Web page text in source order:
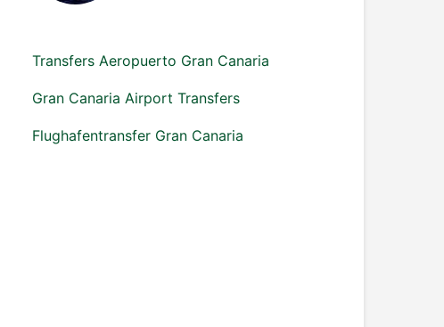
Transfers Aeropuerto Gran Canaria
Gran Canaria Airport Transfers
Flughafentransfer Gran Canaria